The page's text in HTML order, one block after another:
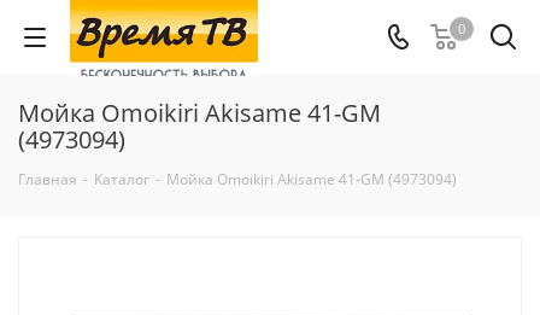
0
Мойка Omoikiri Akisame 41-GM
(4973094)
Главная - Каталог - Мойка Omoikiri Akisame 41-GM (4973094)